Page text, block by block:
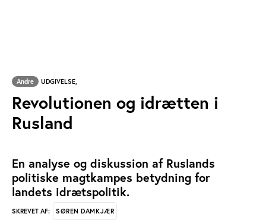
Andre UDGIVELSE,
Revolutionen og idrætten i
Rusland
En analyse og diskussion af Ruslands
politiske magtkampes betydning for
landets idrætspolitik.
SKREVET AF: SØREN DAMKJÆR